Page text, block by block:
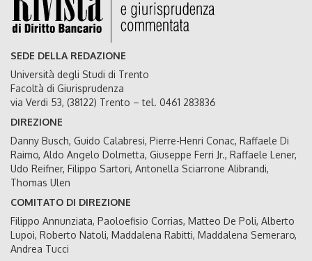
SEDE DELLA REDAZIONE
Università degli Studi di Trento
Facoltà di Giurisprudenza
via Verdi 53, (38122) Trento – tel. 0461 283836
DIREZIONE
Danny Busch, Guido Calabresi, Pierre-Henri Conac, Raffaele Di
Raimo, Aldo Angelo Dolmetta, Giuseppe Ferri Jr., Raffaele Lener,
Udo Reifner, Filippo Sartori, Antonella Sciarrone Alibrandi,
Thomas Ulen
COMITATO DI DIREZIONE
Filippo Annunziata, Paoloefisio Corrias, Matteo De Poli, Alberto
Lupoi, Roberto Natoli, Maddalena Rabitti, Maddalena Semeraro,
Andrea Tucci